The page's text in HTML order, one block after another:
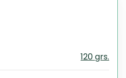
120 grs.